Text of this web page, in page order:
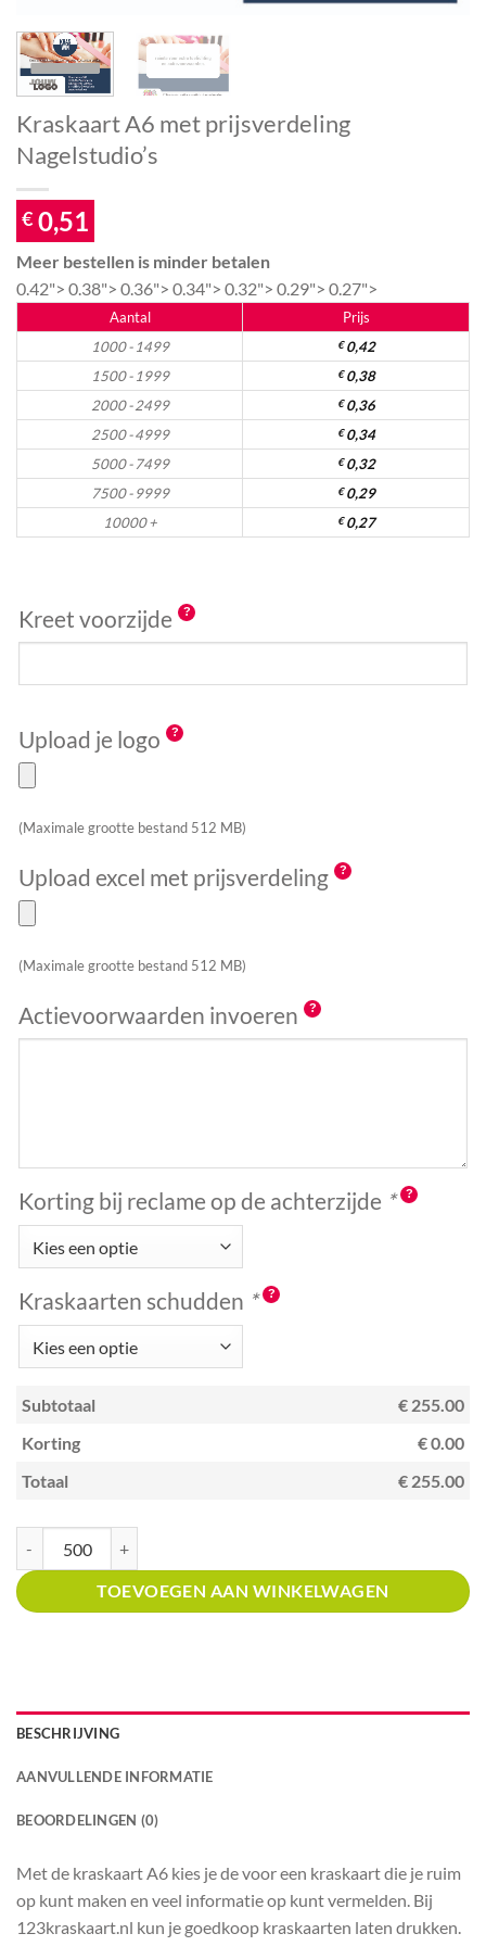
Kraskaart A6 met prijsverdeling
Nagelstudio’s
€ 0,51
Meer bestellen is minder betalen
0.42"> 0.38"> 0.36"> 0.34"> 0.32"> 0.29"> 0.27">
Aantal
Prijs
1000 - 1499
€0,42
1500 - 1999
€0,38
2000 - 2499
€0,36
2500 - 4999
€0,34
5000 - 7499
€0,32
7500 - 9999
€0,29
10000 +
€0,27
Kreet voorzijde
Upload je logo
(Maximale grootte bestand 512 MB)
Upload excel met prijsverdeling
(Maximale grootte bestand 512 MB)
Actievoorwaarden invoeren
Korting bij reclame op de achterzijde *
Kraskaarten schudden *
Subtotaal
€ 255.00
Korting
€ 0.00
Totaal
€ 255.00
TOEVOEGEN AAN WINKELWAGEN
BESCHRIJVING
AANVULLENDE INFORMATIE
BEOORDELINGEN (0)
Met de kraskaart A6 kies je de voor een kraskaart die je ruim
op kunt maken en veel informatie op kunt vermelden. Bij
123kraskaart.nl kun je goedkoop kraskaarten laten drukken.